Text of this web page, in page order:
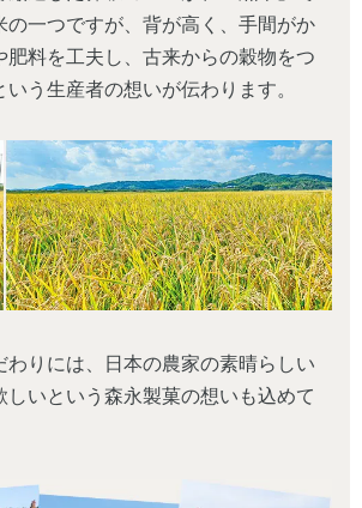
の一つですが、背が高く、手間がか
料を工夫し、古来からの穀物をつ
う生産者の想いが伝わります。
わりには、日本の農家の素晴らしい
しいという森永製菓の想いも込めて